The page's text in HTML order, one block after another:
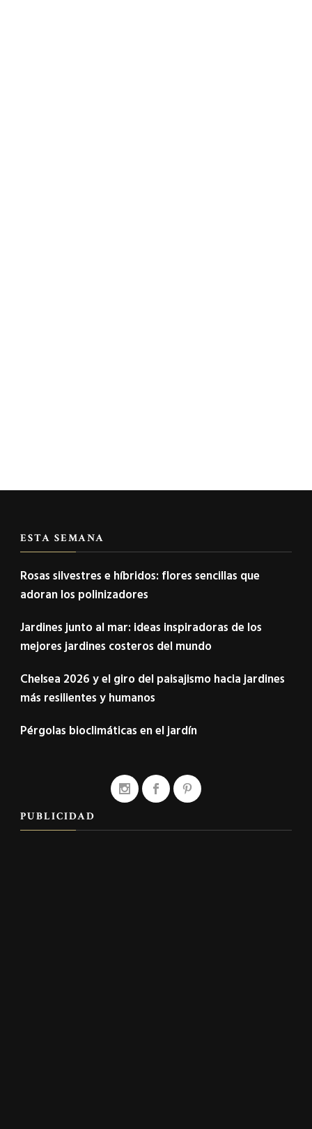
ESTA SEMANA
Rosas silvestres e híbridos: flores sencillas que
adoran los polinizadores
Jardines junto al mar: ideas inspiradoras de los
mejores jardines costeros del mundo
Chelsea 2026 y el giro del paisajismo hacia jardines
más resilientes y humanos
Pérgolas bioclimáticas en el jardín
PUBLICIDAD